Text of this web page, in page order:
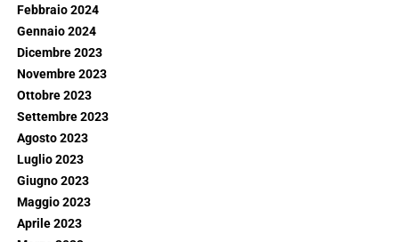
Febbraio 2024
Gennaio 2024
Dicembre 2023
Novembre 2023
Ottobre 2023
Settembre 2023
Agosto 2023
Luglio 2023
Giugno 2023
Maggio 2023
Aprile 2023